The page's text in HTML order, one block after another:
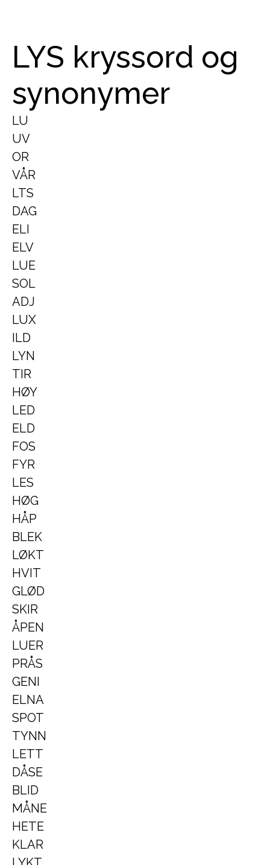
LYS kryssord og
synonymer
LU
UV
OR
VÅR
LTS
DAG
ELI
ELV
LUE
SOL
ADJ
LUX
ILD
LYN
TIR
HØY
LED
ELD
FOS
FYR
LES
HØG
HÅP
BLEK
LØKT
HVIT
GLØD
SKIR
ÅPEN
LUER
PRÅS
GENI
ELNA
SPOT
TYNN
LETT
DÅSE
BLID
MÅNE
HETE
KLAR